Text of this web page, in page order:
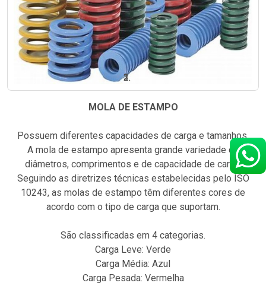
MOLA DE ESTAMPO
Possuem diferentes capacidades de carga e tamanhos.
A mola de estampo apresenta grande variedade de
diâmetros, comprimentos e de capacidade de carga.
Seguindo as diretrizes técnicas estabelecidas pelo ISO
10243, as molas de estampo têm diferentes cores de
acordo com o tipo de carga que suportam.
São classificadas em 4 categorias.
Carga Leve: Verde
Carga Média: Azul
Carga Pesada: Vermelha